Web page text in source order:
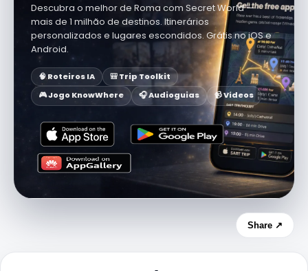
Descubra o melhor de Roma com Secret World —
mais de 1 milhão de destinos. Itinerários
personalizados e lugares escondidos. Grátis no iOS e
Android.
🧠 Roteiros IA
🎒 Trip Toolkit
🎮 Jogo KnowWhere
🎧 Audioguias 📹 Vídeos
Share ↗